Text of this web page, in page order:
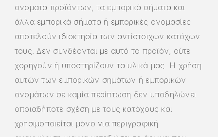
ονόματα προϊόντων, τα εμπορικά σήματα και
άλλα εμπορικά σήματα ή εμπορικές ονομασίες
αποτελούν ιδιοκτησία των αντίστοιχων κατόχων
τους. Δεν συνδέονται με αυτό το προϊόν, ούτε
χορηγούν ή υποστηρίζουν τα υλικά μας. Η χρήση
αυτών των εμπορικών σημάτων ή εμπορικών
ονομάτων σε καμία περίπτωση δεν υποδηλώνει
οποιαδήποτε σχέση με τους κατόχους και
χρησιμοποιείται μόνο για περιγραφική